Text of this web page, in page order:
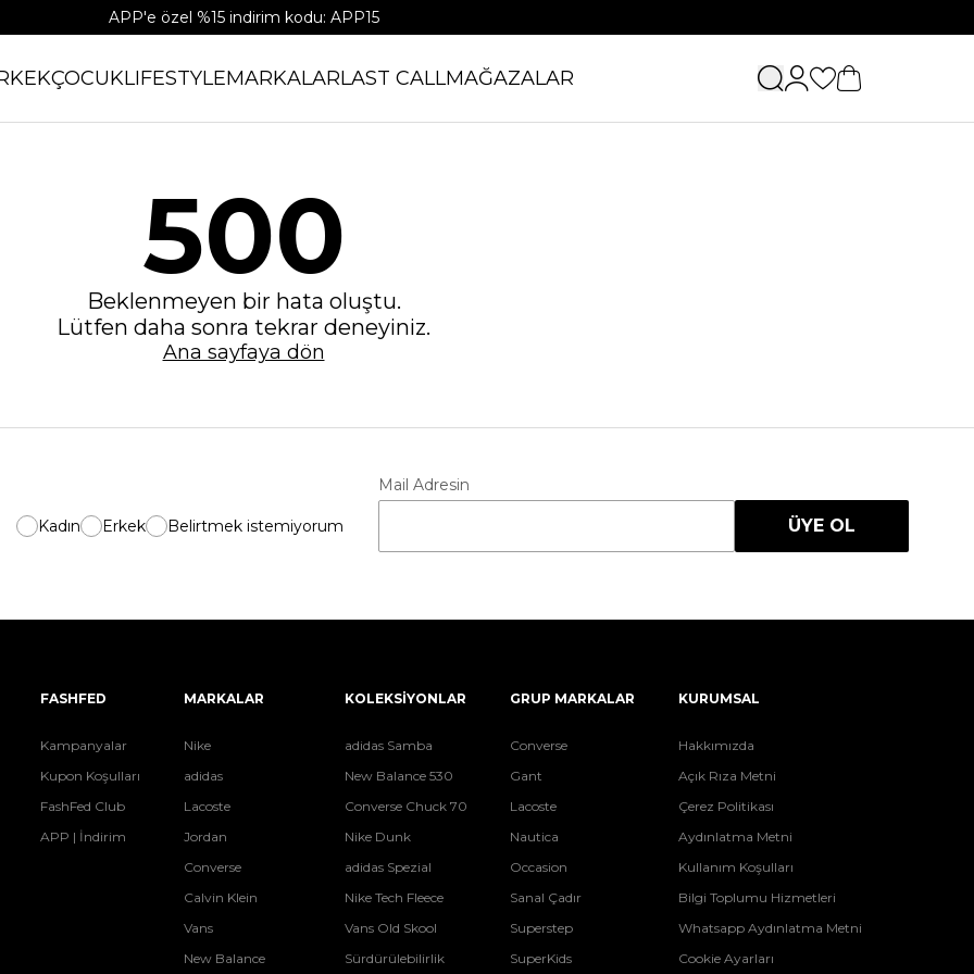
APP'e özel %15 indirim kodu: APP15
ÇOCUKLIFESTYLEMARKALARLAST CALLMAĞAZALAR
500
Beklenmeyen bir hata oluştu.
Lütfen daha sonra tekrar deneyiniz.
Ana sayfaya dön
Kadın Erkek Belirtmek istemiyorum
Mail Adresin
ÜYE OL
FASHFED
Kampanyalar
Kupon Koşulları
FashFed Club
APP | İndirim
MARKALAR
Nike
adidas
Lacoste
Jordan
Converse
Calvin Klein
Vans
New Balance
KOLEKSİYONLAR
adidas Samba
New Balance 530
Converse Chuck 70
Nike Dunk
adidas Spezial
Nike Tech Fleece
Vans Old Skool
Sürdürülebilirlik
GRUP MARKALAR
Converse
Gant
Lacoste
Nautica
Occasion
Sanal Çadır
Superstep
SuperKids
KURUMSAL
Hakkımızda
Açık Rıza Metni
Çerez Politikası
Aydınlatma Metni
Kullanım Koşulları
Bilgi Toplumu Hizmetleri
Whatsapp Aydınlatma Metni
Cookie Ayarları